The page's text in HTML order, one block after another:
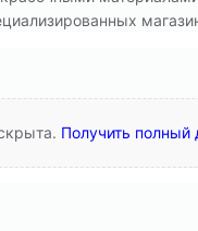
Получить полный